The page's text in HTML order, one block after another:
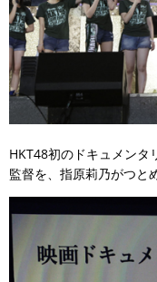
HKT48初のドキュメンタ
監督を、指原莉乃がつと